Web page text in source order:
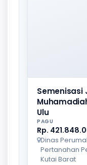
Semenisasi
Ulu
PAGU
Rp.
Dinas
Pertanahan
Kutai Barat